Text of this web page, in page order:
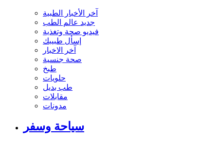
آخر الأخبار الطبية
جديد عالم الطب
فيديو صحة وتغذية
إسأل طبيبك
آخر الاخبار
صحة جنسية
طبخ
حلويات
طب بديل
مقابلات
مدونات
سياحة وسفر